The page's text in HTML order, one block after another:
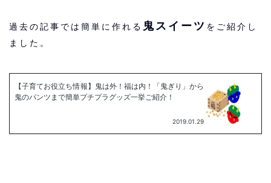
過去の記事では簡単に作れる 鬼スイーツ をご紹介し
ました。